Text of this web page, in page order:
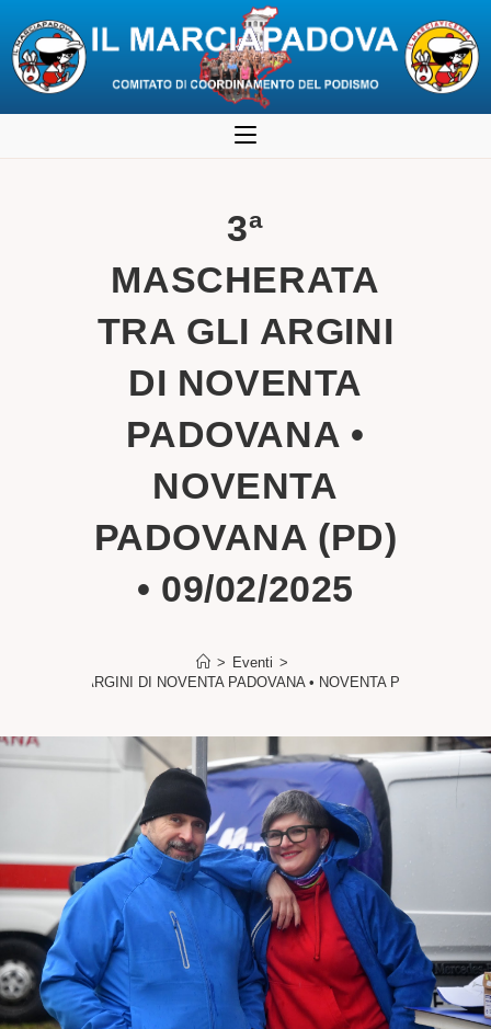
al
3ª
MASCHERATA
TRA GLI ARGINI
DI NOVENTA
PADOVANA •
NOVENTA
PADOVANA (PD)
• 09/02/2025
> Eventi >
TRA GLI ARGINI DI NOVENTA PADOVANA • NOVENTA PADOVANA